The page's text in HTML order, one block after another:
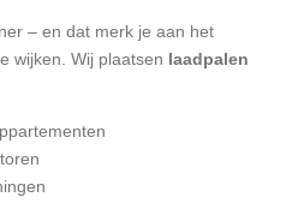
– en dat merk je aan het
wijken. Wij plaatsen laadpalen